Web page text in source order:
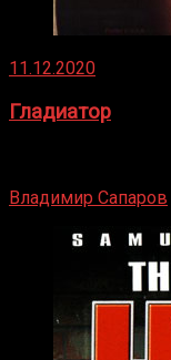
11.12.2020
Гладиатор
Владимир Сапаров